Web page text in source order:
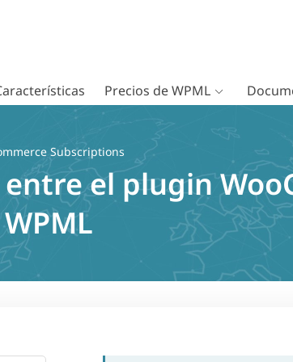
Precios de WPML
Subscriptions
el plugin